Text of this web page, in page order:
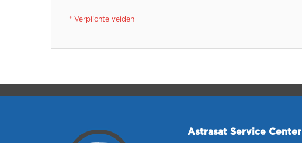
Astrasat Service Center